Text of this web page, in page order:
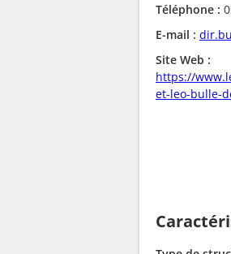
Téléphone :
E-mail :
Site Web :
https://
et-leo-bulle-